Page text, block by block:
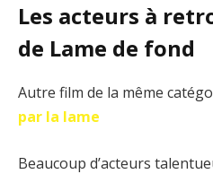
Les acteurs à
de Lame de fond
Autre film de la même
par la lame
Beaucoup d’acteurs